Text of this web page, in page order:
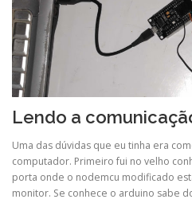
Lendo a
Uma das dúvidas que eu tinha era
computador. Primeiro fui no velho
porta onde o nodemcu modificado
monitor. Se conhece o arduino sabe